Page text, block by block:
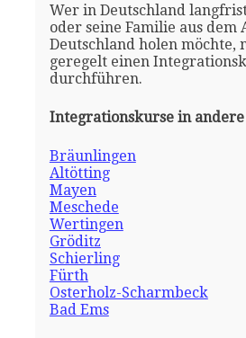
Wer in Deutschland
oder seine Familie aus dem
Deutschland holen möchte,
geregelt einen
durchführen.
Integrationskurse in
Bräunlingen
Altötting
Mayen
Meschede
Wertingen
Gröditz
Schierling
Fürth
Osterholz-Scharmbeck
Bad Ems